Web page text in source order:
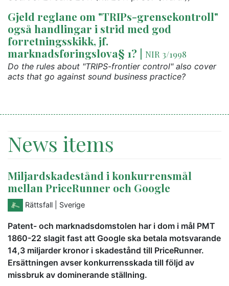
Gjeld reglane om "TRIPs-grensekontroll"
også handlingar i strid med god
forretningsskikk, jf.
marknadsføringslova§ 1? | NIR 3/1998
Do the rules about "TRIPS-frontier control" also cover
acts that go against sound business practice?
News items
Miljardskadestånd i konkurrensmål
mellan PriceRunner och Google
Rättsfall | Sverige
Patent- och marknadsdomstolen har i dom i mål PMT
1860-22 slagit fast att Google ska betala motsvarande
14,3 miljarder kronor i skadestånd till PriceRunner.
Ersättningen avser konkurrensskada till följd av
missbruk av dominerande ställning.